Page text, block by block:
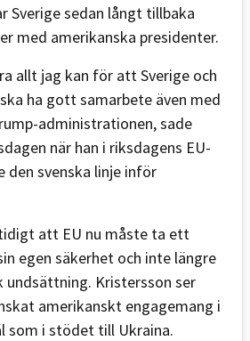
Sverige sedan långt tillbaka
med amerikanska presidenter.
allt jag kan för att Sverige och
ha gott samarbete även med
administrationen, sade
när han i riksdagens EU-
den svenska linje inför
att EU nu måste ta ett
egen säkerhet och inte längre
undsättning. Kristersson ser
amerikanskt engagemang i
som i stödet till Ukraina.